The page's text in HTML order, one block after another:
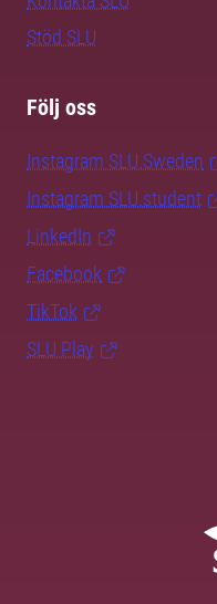
Stöd SLU
Följ oss
Instagram SLU.Sweden
Instagram SLU.student
LinkedIn
Facebook
TikTok
SLU Play